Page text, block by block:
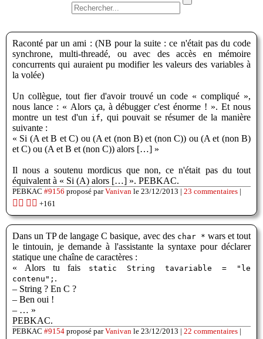
Raconté par un ami : (NB pour la suite : ce n'était pas du code
synchrone, multi-threadé, ou avec des accès en mémoire
concurrents qui auraient pu modifier les valeurs des variables à
la volée)
Un collègue, tout fier d'avoir trouvé un code « compliqué »,
nous lance : « Alors ça, à débugger c'est énorme ! ». Et nous
montre un test d'un if, qui pouvait se résumer de la manière
suivante :
« Si (A et B et C) ou (A et (non B) et (non C)) ou (A et (non B)
et C) ou (A et B et (non C)) alors […] »
Il nous a soutenu mordicus que non, ce n'était pas du tout
équivalent à « Si (A) alors […] ». PEBKAC.
PEBKAC #9156 proposé parVanivan le 23/12/2013 | 23 commentaires |
👍🏽 👎🏽 +161
Dans un TP de langage C basique, avec des char * wars et tout
le tintouin, je demande à l'assistante la syntaxe pour déclarer
statique une chaîne de caractères :
« Alors tu fais
static String tavariable = "le
contenu"; .
– String ? En C ?
– Ben oui !
– … »
PEBKAC.
PEBKAC #9154 proposé parVanivan le 23/12/2013 | 22 commentaires |